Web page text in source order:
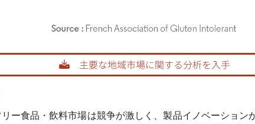
Intelligence。再利用にはCC BY 4.0の表示が必要です。
ー食品・飲料市場は競争が激しく、製品イノベーショ